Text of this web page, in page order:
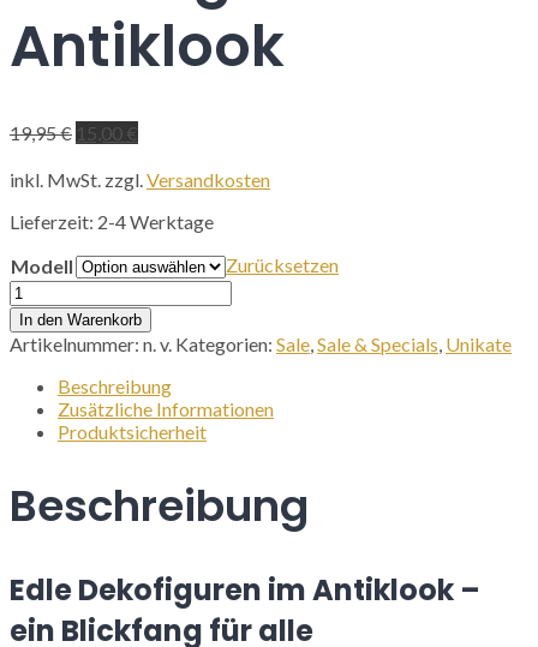
Antiklook
19,95€ Ursprünglicher
war:
15,00 €
ist:
inkl. MwSt. zzgl.Versandkosten
Lieferzeit: 2-4 Werktage
Modell
Zurücksetzen
Dekofigur
-
Antiklook
Menge
In den Warenkorb
Artikelnummer: n. v. Kategorien: Sale,Sale & Specials, Unikate
Beschreibung
Zusätzliche Informationen
Produktsicherheit
Beschreibung
Edle Dekofiguren im Antiklook –
ein Blickfang für alle